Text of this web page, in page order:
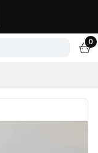
0